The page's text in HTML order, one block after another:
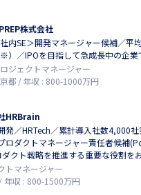
株式会社
内SE＞開発マネージャー候補／平
※）／IPOを目指して急成長中の企業
ジェクトマネージャー
都
年収 : 800-1000万円
HRBrain
発／HRTech／累計導入社数4,000
ロダクトマネージャー責任者候補
クト戦略を推進する重要な役割を
トマネージャー
年収 : 800-1500万円